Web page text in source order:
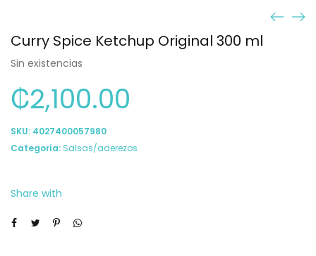
Curry Spice Ketchup Original 300 ml
Sin existencias
₡2,100.00
SKU: 4027400057980
Categoría: Salsas/aderezos
Share with